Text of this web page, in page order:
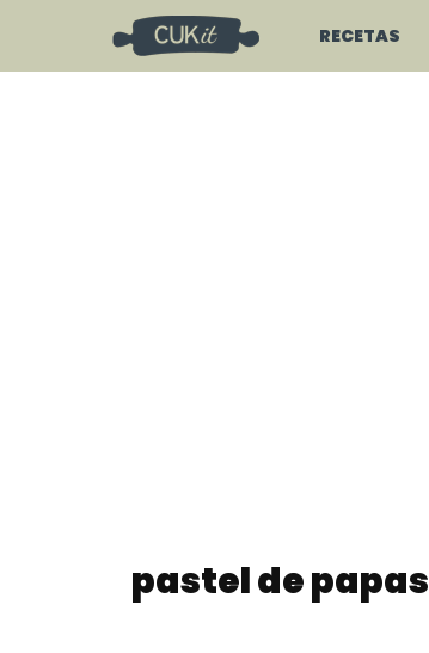
RECETAS
pastel de papas